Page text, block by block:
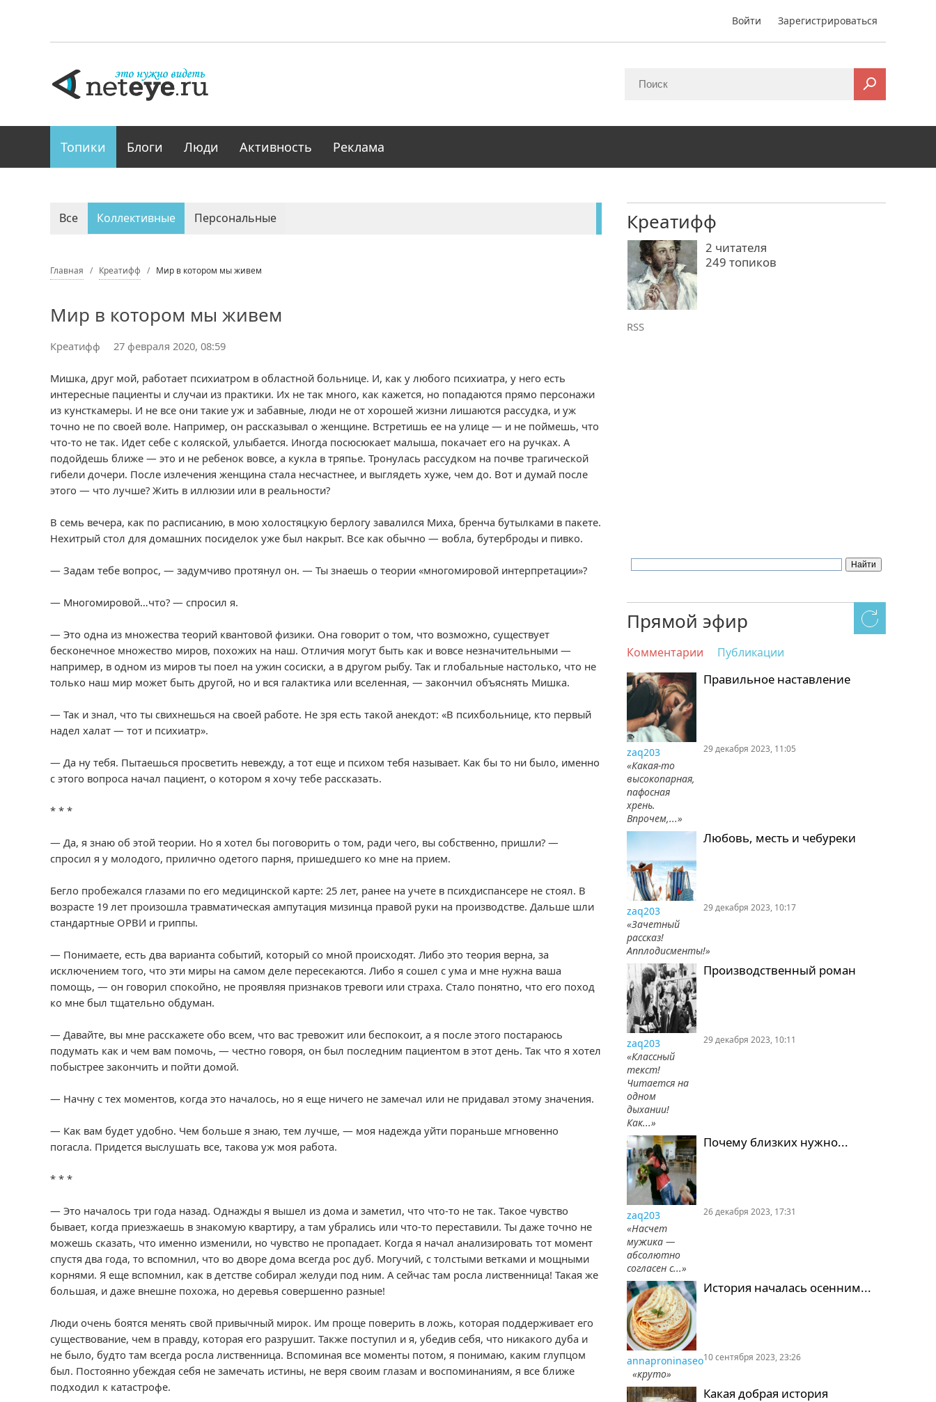
Войти Зарегистрироваться
Топики Блоги Люди Активность Реклама
Все Коллективные Персональные
Главная Креатифф Мир в котором мы живем
Мир в котором мы живем
Креатифф 27 февраля 2020, 08:59
Мишка, друг мой, работает психиатром в областной больнице. И, как у любого психиатра, у него есть
интересные пациенты и случаи из практики. Их не так много, как кажется, но попадаются прямо персонажи
из кунсткамеры. И не все они такие уж и забавные, люди не от хорошей жизни лишаются рассудка, и уж
точно не по своей воле. Например, он рассказывал о женщине. Встретишь ее на улице — и не поймешь, что
что-то не так. Идет себе с коляской, улыбается. Иногда посюсюкает малыша, покачает его на ручках. А
подойдешь ближе — это и не ребенок вовсе, а кукла в тряпье. Тронулась рассудком на почве трагической
гибели дочери. После излечения женщина стала несчастнее, и выглядеть хуже, чем до. Вот и думай после
этого — что лучше? Жить в иллюзии или в реальности?
В семь вечера, как по расписанию, в мою холостяцкую берлогу завалился Миха, бренча бутылками в пакете.
Нехитрый стол для домашних посиделок уже был накрыт. Все как обычно — вобла, бутерброды и пивко.
— Задам тебе вопрос, — задумчиво протянул он. — Ты знаешь о теории «многомировой интерпретации»?
— Многомировой…что? — спросил я.
— Это одна из множества теорий квантовой физики. Она говорит о том, что возможно, существует
бесконечное множество миров, похожих на наш. Отличия могут быть как и вовсе незначительными —
например, в одном из миров ты поел на ужин сосиски, а в другом рыбу. Так и глобальные настолько, что не
только наш мир может быть другой, но и вся галактика или вселенная, — закончил объяснять Мишка.
— Так и знал, что ты свихнешься на своей работе. Не зря есть такой анекдот: «В психбольнице, кто первый
надел халат — тот и психиатр».
— Да ну тебя. Пытаешься просветить невежду, а тот еще и психом тебя называет. Как бы то ни было, именно
с этого вопроса начал пациент, о котором я хочу тебе рассказать.
* * *
— Да, я знаю об этой теории. Но я хотел бы поговорить о том, ради чего, вы собственно, пришли? —
спросил я у молодого, прилично одетого парня, пришедшего ко мне на прием.
Бегло пробежался глазами по его медицинской карте: 25 лет, ранее на учете в психдиспансере не стоял. В
возрасте 19 лет произошла травматическая ампутация мизинца правой руки на производстве. Дальше шли
стандартные ОРВИ и гриппы.
— Понимаете, есть два варианта событий, который со мной происходят. Либо это теория верна, за
исключением того, что эти миры на самом деле пересекаются. Либо я сошел с ума и мне нужна ваша
помощь, — он говорил спокойно, не проявляя признаков тревоги или страха. Стало понятно, что его поход
ко мне был тщательно обдуман.
— Давайте, вы мне расскажете обо всем, что вас тревожит или беспокоит, а я после этого постараюсь
подумать как и чем вам помочь, — честно говоря, он был последним пациентом в этот день. Так что я хотел
побыстрее закончить и пойти домой.
— Начну с тех моментов, когда это началось, но я еще ничего не замечал или не придавал этому значения.
— Как вам будет удобно. Чем больше я знаю, тем лучше, — моя надежда уйти пораньше мгновенно
погасла. Придется выслушать все, такова уж моя работа.
* * *
— Это началось три года назад. Однажды я вышел из дома и заметил, что что-то не так. Такое чувство
бывает, когда приезжаешь в знакомую квартиру, а там убрались или что-то переставили. Ты даже точно не
можешь сказать, что именно изменили, но чувство не пропадает. Когда я начал анализировать тот момент
спустя два года, то вспомнил, что во дворе дома всегда рос дуб. Могучий, с толстыми ветками и мощными
корнями. Я еще вспомнил, как в детстве собирал желуди под ним. А сейчас там росла лиственница! Такая же
большая, и даже внешне похожа, но деревья совершенно разные!
Люди очень боятся менять свой привычный мирок. Им проще поверить в ложь, которая поддерживает его
существование, чем в правду, которая его разрушит. Также поступил и я, убедив себя, что никакого дуба и
не было, будто там всегда росла лиственница. Вспоминая все моменты потом, я понимаю, каким глупцом
был. Постоянно убеждая себя не замечать истины, не веря своим глазам и воспоминаниям, я все ближе
подходил к катастрофе.
Креатифф
2 читателя
249 топиков
RSS
Прямой эфир
Комментарии Публикации
Правильное наставление
zaq203
«Какая-то
высокопарная,
пафосная
хрень.
Впрочем,...»
29 декабря 2023, 11:05
Любовь, месть и чебуреки
zaq203
«Зачетный
рассказ!
Апплодисменты!»
29 декабря 2023, 10:17
Производственный роман
zaq203
«Классный
текст!
Читается на
одном
дыхании!
Как...»
29 декабря 2023, 10:11
Почему близких нужно...
zaq203
«Насчет
мужика —
абсолютно
согласен с...»
26 декабря 2023, 17:31
История началась осенним...
annaproninaseo
«круто»
10 сентября 2023, 23:26
Какая добрая история